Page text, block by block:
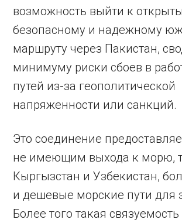
возможность выйти к
безопасному и надежному
маршруту через Пакистан,
минимуму риски сбоев в
путей из-за геополитической
напряженности или санкций.
Это соединение
не имеющим выхода к морю,
Кыргызстан и Узбекистан,
и дешевые морские пути для
Более того такая